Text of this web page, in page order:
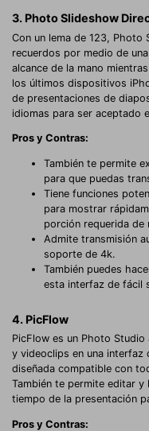
3. Photo Slideshow
Con un lema de 123,
recuerdos por medio de
alcance de la mano
los últimos dispositivos
de presentaciones de
idiomas para ser aceptado
Pros y Contras:
También te permite
para que puedas
Tiene funciones
para mostrar
porción requerida de
Admite transmisión
soporte de 4k.
También puedes
esta interfaz de fácil
4. PicFlow
PicFlow es un Photo
y videoclips en una
diseñada compatible con
También te permite editar
tiempo de la presentación
Pros y Contras: